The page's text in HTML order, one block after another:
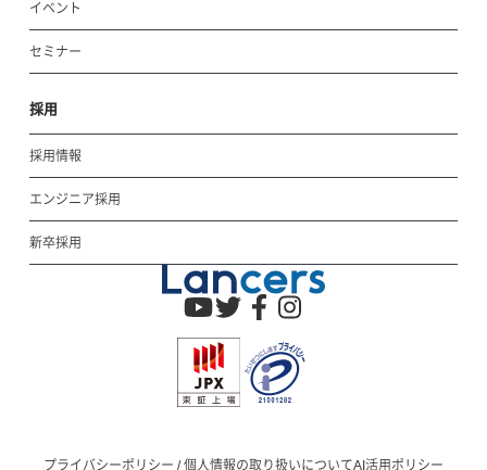
イベント
セミナー
採用
採用情報
エンジニア採用
新卒採用
プライバシーポリシー / 個人情報の取り扱いについてAI活用ポリシー